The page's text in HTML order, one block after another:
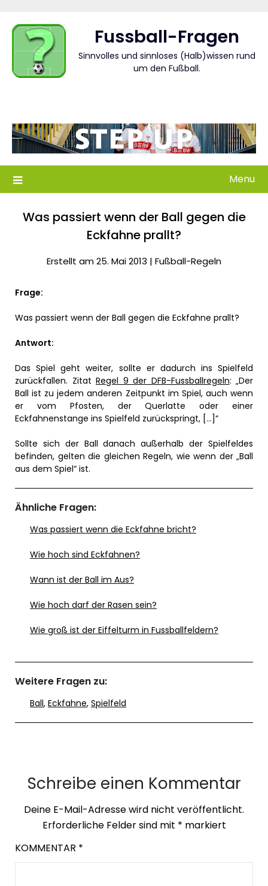
content
Fussball-Fragen
Sinnvolles und sinnloses (Halb)wissen rund
um den Fußball.
Menu
Was passiert wenn der Ball gegen die
Eckfahne prallt?
Erstellt am 25. Mai 2013 | Fußball-Regeln
Frage:
Was passiert wenn der Ball gegen die Eckfahne prallt?
Antwort:
Das Spiel geht weiter, sollte er dadurch ins Spielfeld
zurückfallen. Zitat Regel 9 der DFB-Fussballregeln: „Der
Ball ist zu jedem anderen Zeitpunkt im Spiel, auch wenn
er vom Pfosten, der Querlatte oder einer
Eckfahnenstange ins Spielfeld zurückspringt, […]“
Sollte sich der Ball danach außerhalb der Spielfeldes
befinden, gelten die gleichen Regeln, wie wenn der „Ball
aus dem Spiel“ ist.
Ähnliche Fragen:
Was passiert wenn die Eckfahne bricht?
Wie hoch sind Eckfahnen?
Wann ist der Ball im Aus?
Wie hoch darf der Rasen sein?
Wie groß ist der Eiffelturm in Fussballfeldern?
Weitere Fragen zu:
Ball, Eckfahne, Spielfeld
Schreibe einen Kommentar
Deine E-Mail-Adresse wird nicht veröffentlicht.
Erforderliche Felder sind mit * markiert
KOMMENTAR *